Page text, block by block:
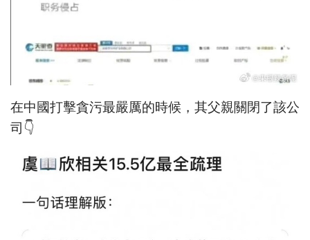
在中國打擊貪污最嚴厲的時候，其父親關閉了該公
司👇